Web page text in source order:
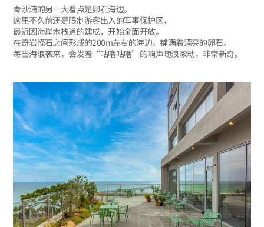
青沙浦的另一大看点是卵石海边。
这里不久前还是限制游客出入的军事保护区，
最近因海岸木栈道的建成，开始全面开放。
在奇岩怪石之间形成的200m左右的海边，铺满着漂亮的卵石。
每当海浪袭来，会发着“咕噜咕噜”的响声随浪滚动，非常新奇。